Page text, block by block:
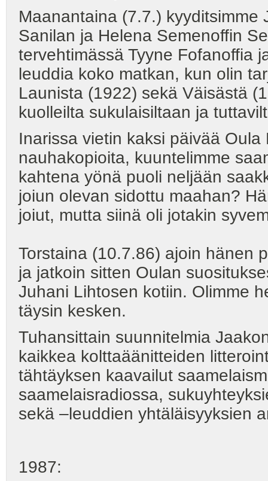
Maanantaina (7.7.)
Sanilan ja Helena Semenoffin
tervehtimässä Tyyne Fofanoffia
leuddia koko matkan, kun olin
Launista (1922) sekä Väisästä
kuolleilta sukulaisiltaan ja
Inarissa vietin kaksi päivää
nauhakopioita, kuuntelimme
kahtena yönä puoli neljään
joiun olevan sidottu maahan?
joiut, mutta siinä oli jotakin
Torstaina (10.7.86) ajoin hänen
ja jatkoin sitten Oulan
Juhani Lihtosen kotiin. Olimme
täysin kesken.
Tuhansittain suunnitelmia
kaikkea kolttaäänitteiden
tähtäyksen kaavailut
saamelaisradiossa,
sekä –leuddien yhtäläisyyksien
1987: